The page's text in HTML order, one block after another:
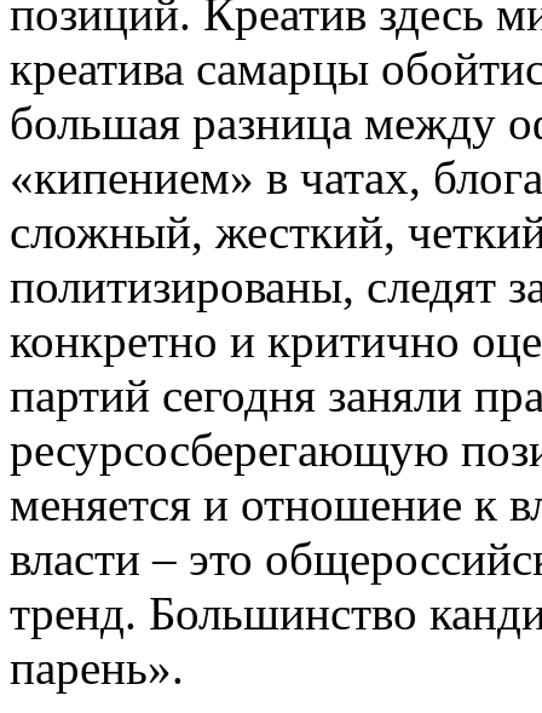
позиций. Креатив здесь
креатива самарцы
большая разница между
«кипением» в чатах,
сложный, жесткий,
политизированы, следят
конкретно и критично
партий сегодня заняли
ресурсосберегающую
меняется и отношение к
власти – это
тренд. Большинство
парень».